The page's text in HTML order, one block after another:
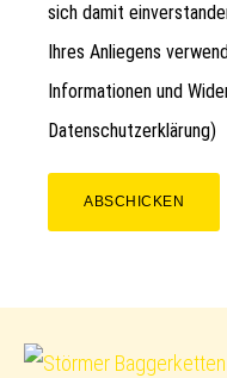
sich damit
Ihres Anliegens
Informationen und
Datenschutzerklärung)
ABSCHICKEN